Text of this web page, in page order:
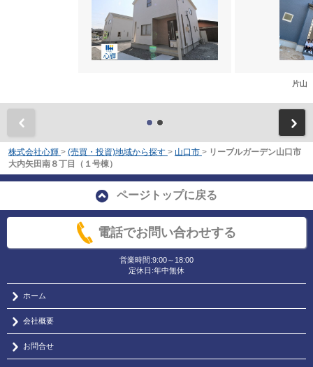
片山
株式会社心輝 > (売買・投資)地域から探す > 山口市 > リーブルガーデン山口市
大内矢田南８丁目（１号棟）
ページトップに戻る
電話でお問い合わせする
営業時間:9:00～18:00
定休日:年中無休
ホーム
会社概要
お問合せ